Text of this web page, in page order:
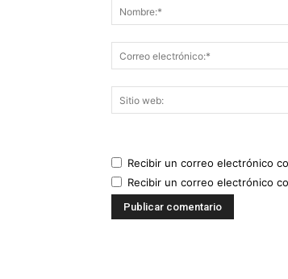
Recibir un correo electrónico
Recibir un correo electrónico